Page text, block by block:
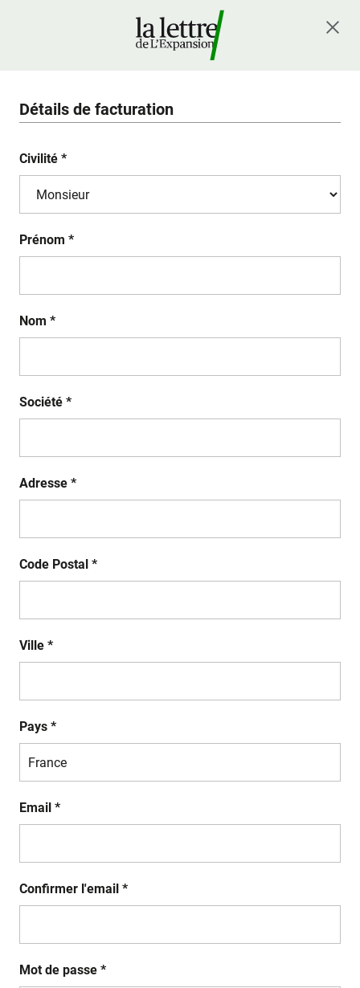
Détails de facturation
Civilité *
Prénom *
Nom *
Société *
Adresse *
Code Postal *
Ville *
Pays *
Email *
Confirmer l'email *
Mot de passe *